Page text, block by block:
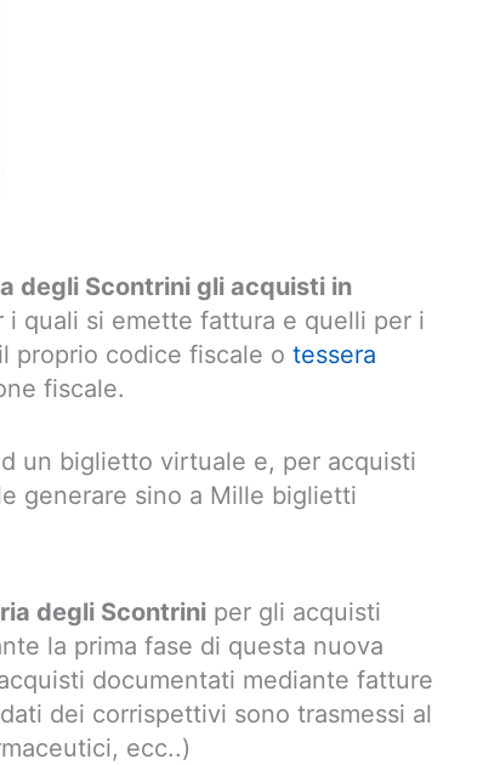
degli Scontrini gli acquisti in
quali si emette fattura e quelli per i
proprio codice fiscale o tessera
fiscale.
un biglietto virtuale e, per acquisti
generare sino a Mille biglietti
degli Scontrini per gli acquisti
la prima fase di questa nuova
documentati mediante fatture
dei corrispettivi sono trasmessi al
ecc..)